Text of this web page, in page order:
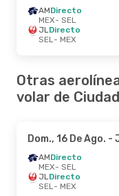
AMDirecto
MEX- SEL
JLDirecto
SEL- MEX
Otras
volar de
Dom., 16 De Ago. -
AMDirecto
MEX- SEL
JLDirecto
SEL- MEX